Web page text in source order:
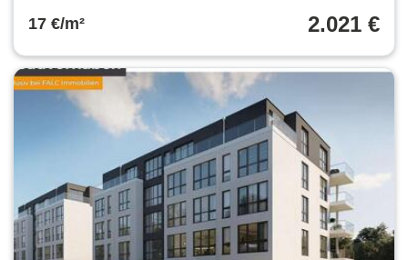
17 €/m² 2.021 €